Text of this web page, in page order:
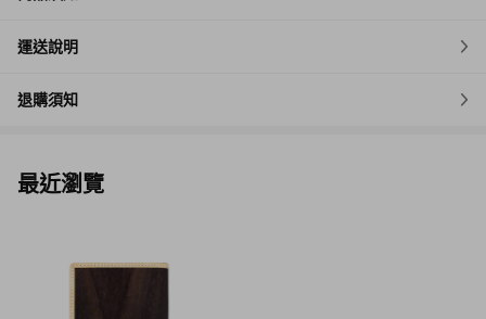
運送說明
退購須知
最近瀏覽